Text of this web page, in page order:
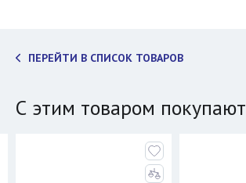
ПЕРЕЙТИ В СПИСОК ТОВАРОВ
С этим товаром покупают